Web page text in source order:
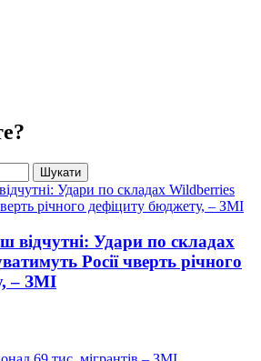
відчутні: Удари по складах
Росії чверть річного
– ЗМІ